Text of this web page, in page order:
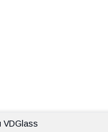
VDGlass